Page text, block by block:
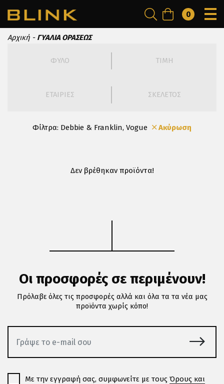
0
Αρχική ΓΥΑΛΙΑ ΟΡΑΣΕΩΣ
ΦΥΛΟ ΤΙΜΗ
ΕΤΑΙΡΙΕΣ ΣΚΕΛΕΤΟΣ
Φίλτρα: Debbie & Franklin, Vogue Ακύρωση
Δεν βρέθηκαν προϊόντα!
Οι προσφορές σε περιμένουν!
Πρόλαβε όλες τις προσφορές αλλά και όλα τα τα νέα μας
προϊόντα χωρίς κόπο!
Με την εγγραφή σας, συμφωνείτε με τους Όρους και